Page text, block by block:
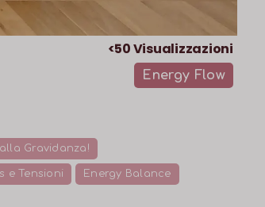
<50Visualizzazioni
Energy Flow
Gravidanza!
e Tensioni Energy Balance